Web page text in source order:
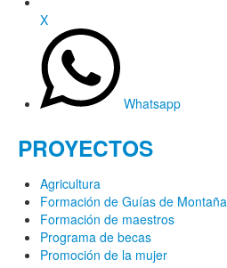
X
Whatsapp
PROYECTOS
Agricultura
Formación de Guías de Montaña
Formación de maestros
Programa de becas
Promoción de la mujer